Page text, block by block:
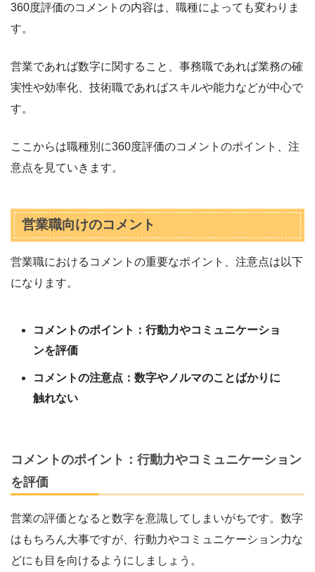
360度評価のコメントの内容は、職種によっても変わりま
す。
営業であれば数字に関すること、事務職であれば業務の確
実性や効率化、技術職であればスキルや能力などが中心で
す。
ここからは職種別に360度評価のコメントのポイント、注
意点を見ていきます。
営業職向けのコメント
営業職におけるコメントの重要なポイント、注意点は以下
になります。
コメントのポイント：行動力やコミュニケーショ
ンを評価
コメントの注意点：数字やノルマのことばかりに
触れない
コメントのポイント：行動力やコミュニケーション
を評価
営業の評価となると数字を意識してしまいがちです。数字
はもちろん大事ですが、行動力やコミュニケーション力な
どにも目を向けるようにしましょう。